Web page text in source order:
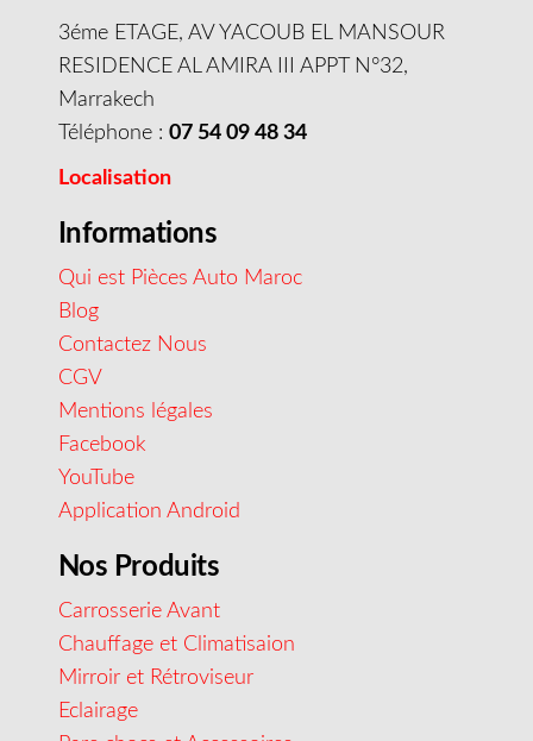
3éme ETAGE, AV YACOUB EL MANSOUR
RESIDENCE AL AMIRA III APPT N°32,
Marrakech
Téléphone : 07 54 09 48 34
Localisation
Informations
Qui est Pièces Auto Maroc
Blog
Contactez Nous
CGV
Mentions légales
Facebook
YouTube
Application Android
Nos Produits
Carrosserie Avant
Chauffage et Climatisaion
Mirroir et Rétroviseur
Eclairage